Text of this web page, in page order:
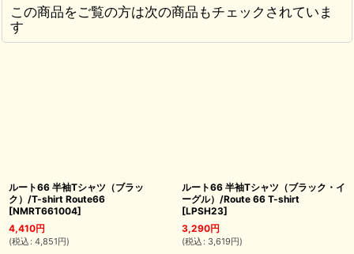
この商品をご覧の方は次の商品もチェックされていま
す
ルート66 半袖Tシャツ（ブラッ
ク）/T-shirt Route66
[NMRT661004]
4,410円
(税込 : 4,851円)
ルート66 半袖Tシャツ（ブラック・イ
ーグル）/Route 66 T-shirt
[LPSH23]
3,290円
(税込 : 3,619円)